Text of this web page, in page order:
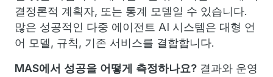
결정론적 계획자, 또는 통계 모델일 수 있습니다.
많은 성공적인 다중 에이전트 AI 시스템은 대형 언
어 모델, 규칙, 기존 서비스를 결합합니다.
MAS에서 성공을 어떻게 측정하나요? 결과와 운영